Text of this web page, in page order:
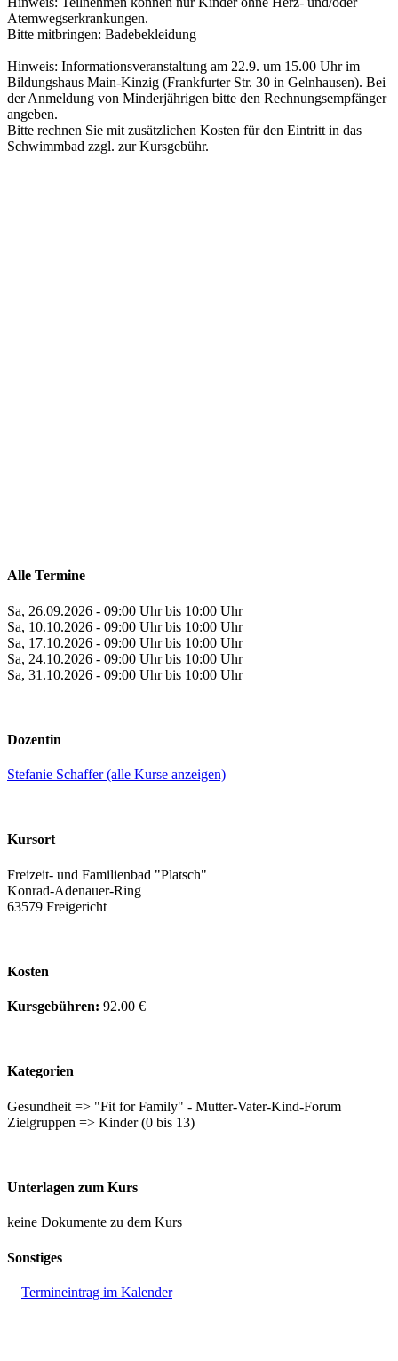
Atemwegserkrankungen.
Bitte mitbringen: Badebekleidung
Hinweis: Informationsveranstaltung am 22.9. um 15.00 Uhr im
Bildungshaus Main-Kinzig (Frankfurter Str. 30 in Gelnhausen). Bei
der Anmeldung von Minderjährigen bitte den Rechnungsempfänger
angeben.
Bitte rechnen Sie mit zusätzlichen Kosten für den Eintritt in das
Schwimmbad zzgl. zur Kursgebühr.
Alle Termine
Sa, 26.09.2026 - 09:00 Uhr bis 10:00 Uhr
Sa, 10.10.2026 - 09:00 Uhr bis 10:00 Uhr
Sa, 17.10.2026 - 09:00 Uhr bis 10:00 Uhr
Sa, 24.10.2026 - 09:00 Uhr bis 10:00 Uhr
Sa, 31.10.2026 - 09:00 Uhr bis 10:00 Uhr
Dozentin
Stefanie Schaffer (alle Kurse anzeigen)
Kursort
Freizeit- und Familienbad "Platsch"
Konrad-Adenauer-Ring
63579 Freigericht
Kosten
Kursgebühren: 92.00 €
Kategorien
Gesundheit => "Fit for Family" - Mutter-Vater-Kind-Forum
Zielgruppen => Kinder (0 bis 13)
Unterlagen zum Kurs
keine Dokumente zu dem Kurs
Sonstiges
Termineintrag im Kalender